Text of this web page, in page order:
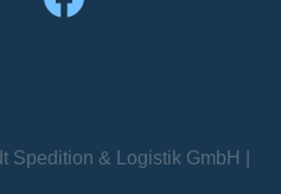
& Logistik GmbH |